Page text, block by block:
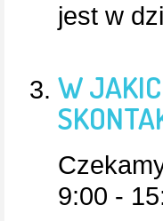
jest w
W
9:00 -